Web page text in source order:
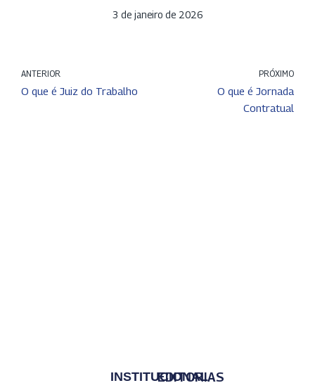
3 de janeiro de 2026
ANTERIOR
O que é Juiz do Trabalho
PRÓXIMO
O que é Jornada
Contratual
EDITORIAS
INSTITUCIONAL